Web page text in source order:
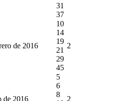
31
37
de 2016
10
14
19
21
29
45
2
de 2016
5
6
8
2